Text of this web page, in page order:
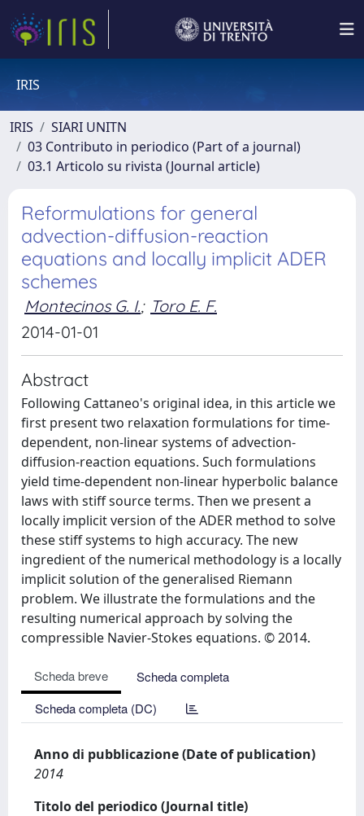
IRIS
IRIS
SIARI UNITN
03 Contributo in periodico (Part of a journal)
03.1 Articolo su rivista (Journal article)
Reformulations for general
advection-diffusion-reaction
equations and locally implicit ADER
schemes
Montecinos G. I.; Toro E. F.
2014-01-01
Abstract
Following Cattaneo's original idea, in this article we
first present two relaxation formulations for time-
dependent, non-linear systems of advection-
diffusion-reaction equations. Such formulations
yield time-dependent non-linear hyperbolic balance
laws with stiff source terms. Then we present a
locally implicit version of the ADER method to solve
these stiff systems to high accuracy. The new
ingredient of the numerical methodology is a locally
implicit solution of the generalised Riemann
problem. We illustrate the formulations and the
resulting numerical approach by solving the
compressible Navier-Stokes equations. © 2014.
Scheda breve
Scheda completa
Scheda completa (DC)
Anno di pubblicazione (Date of publication)
2014
Titolo del periodico (Journal title)